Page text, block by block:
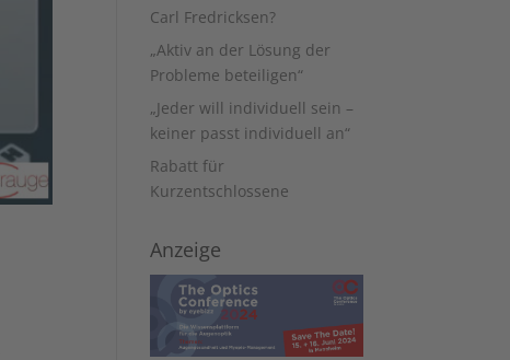
Carl Fredricksen?
„Aktiv an der Lösung der
Probleme beteiligen“
„Jeder will individuell sein –
keiner passt individuell an“
Rabatt für
Kurzentschlossene
Anzeige